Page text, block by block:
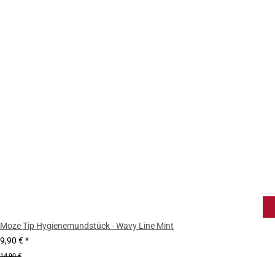
Moze Tip Hygienemundstück - Wavy Line Mint
9,90 €*